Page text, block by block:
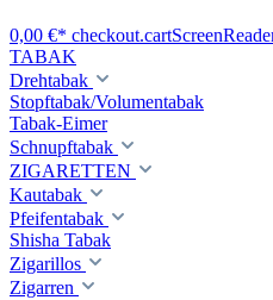
0,00 €*
TABAK
Drehtabak
Stopftabak/Volumentabak
Tabak-Eimer
Schnupftabak
ZIGARETTEN
Kautabak
Pfeifentabak
Shisha Tabak
Zigarillos
Zigarren